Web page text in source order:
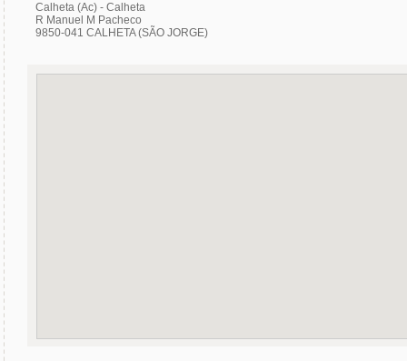
Calheta (Ac) - Calheta
R Manuel M Pacheco
9850-041 CALHETA (SÃO JORGE)